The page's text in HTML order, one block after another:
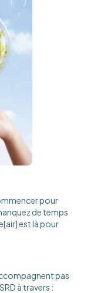
pour
de temps
est là pour
pas
à travers :